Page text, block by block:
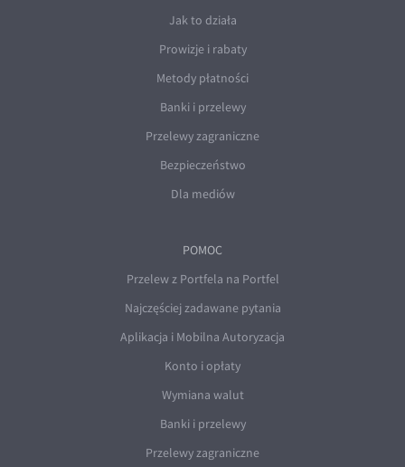
Jak to działa
Prowizje i rabaty
Metody płatności
Banki i przelewy
Przelewy zagraniczne
Bezpieczeństwo
Dla mediów
POMOC
Przelew z Portfela na Portfel
Najczęściej zadawane pytania
Aplikacja i Mobilna Autoryzacja
Konto i opłaty
Wymiana walut
Banki i przelewy
Przelewy zagraniczne